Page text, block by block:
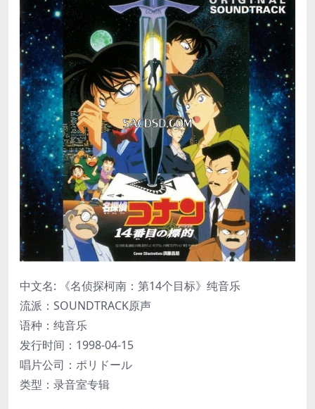
中文名: 《名侦探柯南：第14个目标》纯音乐
流派：SOUNDTRACK原声
语种：纯音乐
发行时间：1998-04-15
唱片公司：ポリドール
类型：录音室专辑